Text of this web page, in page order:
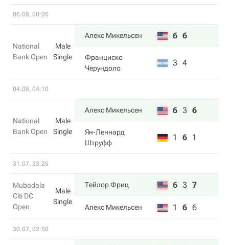
06.08, 00:05
National
Bank Open
Male
Single
Алекс Микельсен 6 6
Франциско
Черундоло
3 4
04.08, 04:10
National
Bank Open
Male
Single
Алекс Микельсен 6 3 6
Ян-Леннард
Штруфф
1 6 1
31.07, 23:25
Mubadala
Citi DC
Open
Male
Single
Тейлор Фриц 6 3 7
Алекс Микельсен 1 6 6
30.07, 02:50